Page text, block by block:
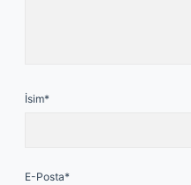
İsim*
E-Posta*